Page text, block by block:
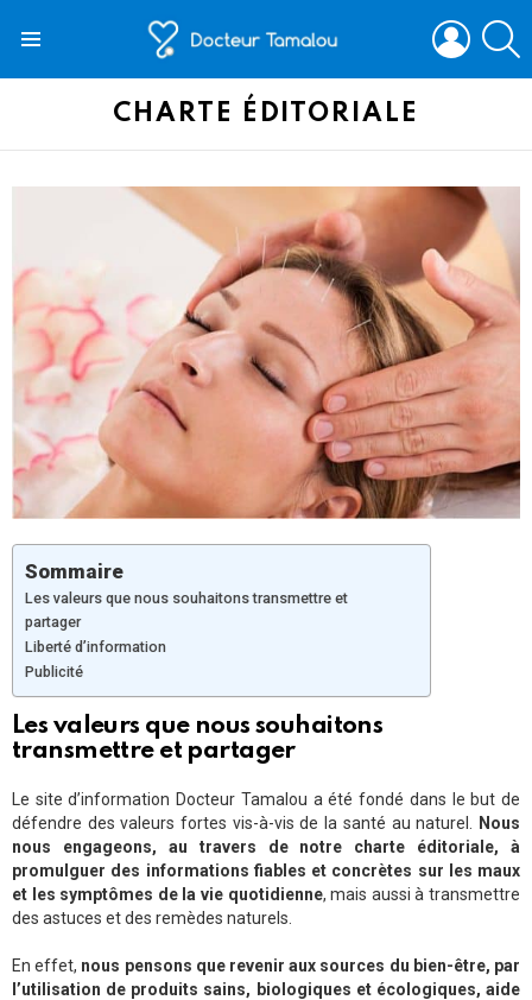
LOGIN
CHARTE ÉDITORIALE
Sommaire
Les valeurs que nous souhaitons transmettre et
partager
Liberté d’information
Publicité
Les valeurs que nous souhaitons
transmettre et partager
Le site d’information Docteur Tamalou a été fondé dans le but de
défendre des valeurs fortes vis-à-vis de la santé au naturel.
Nous
nous engageons, au travers de notre charte éditoriale, à
promulguer des informations fiables et concrètes sur les maux
et les symptômes de la vie quotidienne, mais aussi à transmettre
des astuces et des remèdes naturels.
En effet, nous pensons que revenir aux sources du bien-être, par
l’utilisation de produits sains, biologiques et écologiques, aide